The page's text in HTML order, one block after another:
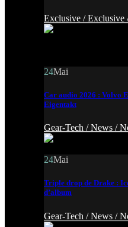
Exclusive /Exclusive
24Mai
Car audio 2026 : Volvo
Eigentakt
Gear-Tech /News /
24Mai
Triple drop de Drake :
d’album
Gear-Tech /News /